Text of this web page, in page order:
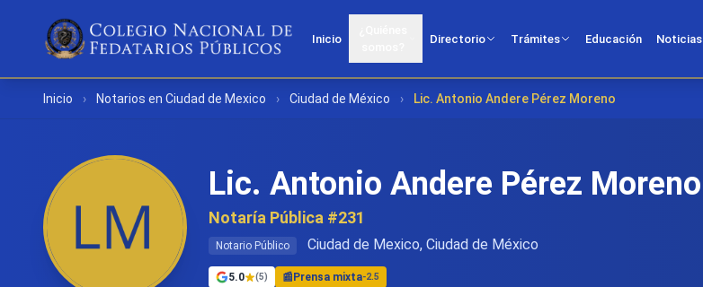
Inicio Directorio Trámites Educación Noticias
Inicio › Notarios en Ciudad de Mexico › Ciudad de México › Lic. Antonio Andere Pérez Moreno
Lic. Antonio Andere Pérez Moreno
Notaría Pública #231
Notario Público Ciudad de Mexico, Ciudad de México
5.0 (5) 📰 Prensa mixta-2.5